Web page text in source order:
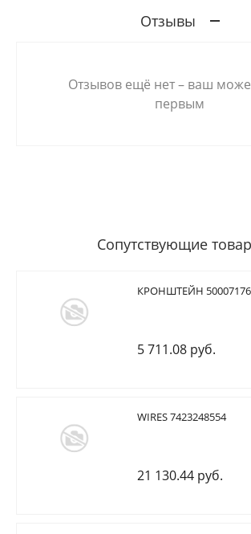
Отзывы
Отзывов ещё нет – ваш
первым
Сопутствующие
КРОНШТЕЙН
5 711.08 руб.
WIRES 7423248554
21 130.44 руб.